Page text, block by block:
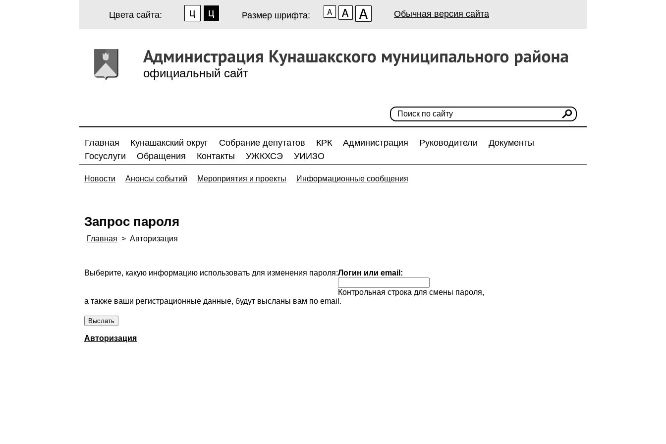
Цвета сайта: Размер шрифта: Обычная версия сайта
официальный сайт
Главная Кунашакский округ Собрание депутатов КРК Администрация Руководители
Документы
Госуслуги
Обращения Контакты УЖКХСЭ УИИЗО
Новости Анонсы событий Мероприятия и проекты Информационные сообщения
Запрос пароля
Главная > Авторизация
Выберите, какую информацию использовать для изменения пароля:Логин или email:
Контрольная строка для смены пароля,
а также ваши регистрационные данные, будут высланы вам по email.
Авторизация